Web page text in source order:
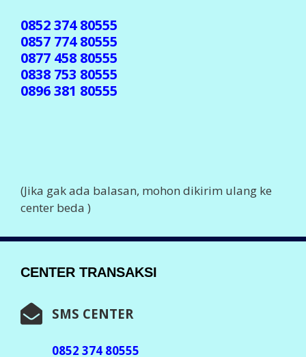
0852 374 80555
0857 774 80555
0877 458 80555
0838 753 80555
0896 381 80555
(Jika gak ada balasan, mohon dikirim ulang ke
center beda )
CENTER TRANSAKSI
SMS CENTER
0852 374 80555